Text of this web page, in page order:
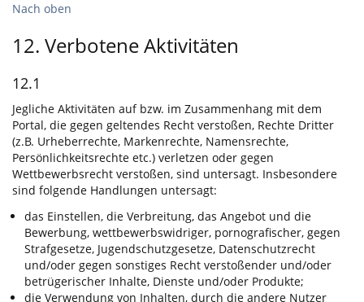
Nach oben
12. Verbotene Aktivitäten
12.1
Jegliche Aktivitäten auf bzw. im Zusammenhang mit dem
Portal, die gegen geltendes Recht verstoßen, Rechte Dritter
(z.B. Urheberrechte, Markenrechte, Namensrechte,
Persönlichkeitsrechte etc.) verletzen oder gegen
Wettbewerbsrecht verstoßen, sind untersagt. Insbesondere
sind folgende Handlungen untersagt:
das Einstellen, die Verbreitung, das Angebot und die
Bewerbung, wettbewerbswidriger, pornografischer, gegen
Strafgesetze, Jugendschutzgesetze, Datenschutzrecht
und/oder gegen sonstiges Recht verstoßender und/oder
betrügerischer Inhalte, Dienste und/oder Produkte;
die Verwendung von Inhalten, durch die andere Nutzer